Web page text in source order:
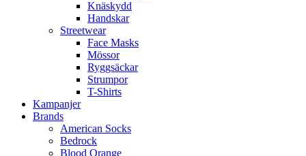
Knäskydd
Handskar
Streetwear
Face Masks
Mössor
Ryggsäckar
Strumpor
T-Shirts
Kampanjer
Brands
American Socks
Bedrock
Blood Orange